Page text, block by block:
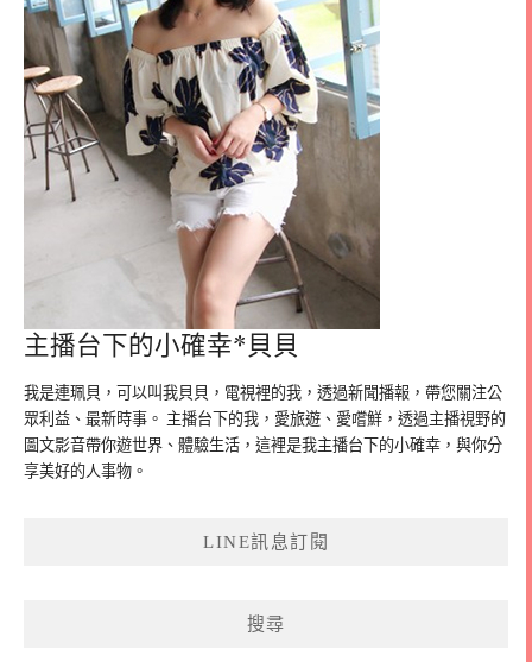
主播台下的小確幸*貝貝
我是連珮貝，可以叫我貝貝，電視裡的我，透過新聞播報，帶您關注公
眾利益、最新時事。 主播台下的我，愛旅遊、愛嚐鮮，透過主播視野的
圖文影音帶你遊世界、體驗生活，這裡是我主播台下的小確幸，與你分
享美好的人事物。
LINE訊息訂閱
搜尋